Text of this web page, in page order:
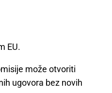
EU.
može otvoriti
ugovora bez novih